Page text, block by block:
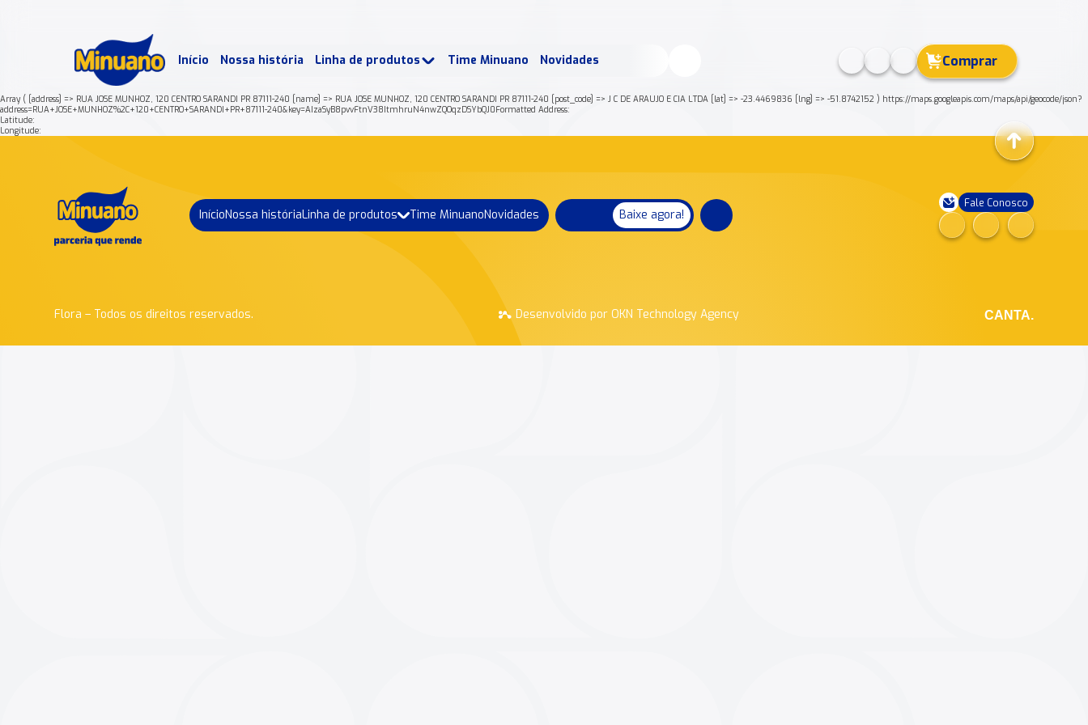
Início Nossa história Linha de produtos Time Minuano Novidades Comprar
Array ( [address] => RUA JOSE MUNHOZ, 120 CENTRO SARANDI PR 87111-240 [name] => RUA JOSE MUNHOZ, 120 CENTRO SARANDI PR 87111-240 [post_code] => J C DE ARAUJO E CIA LTDA [lat] => -23.4469836 [lng] => -51.8742152 ) https://maps.googleapis.com/maps/api/geocode/json?
address=RUA+JOSE+MUNHOZ%2C+120+CENTRO+SARANDI+PR+87111-240&key=AIzaSyB8pvvFtnV38ItmhruN4nwZQOqzDSYbQJ0Formatted Address:
Latitude:
Longitude:
InícioNossa históriaLinha de produtos Time MinuanoNovidades Baixe agora!
Fale Conosco
Flora – Todos os direitos reservados. Desenvolvido por OKN Technology Agency CANTA.